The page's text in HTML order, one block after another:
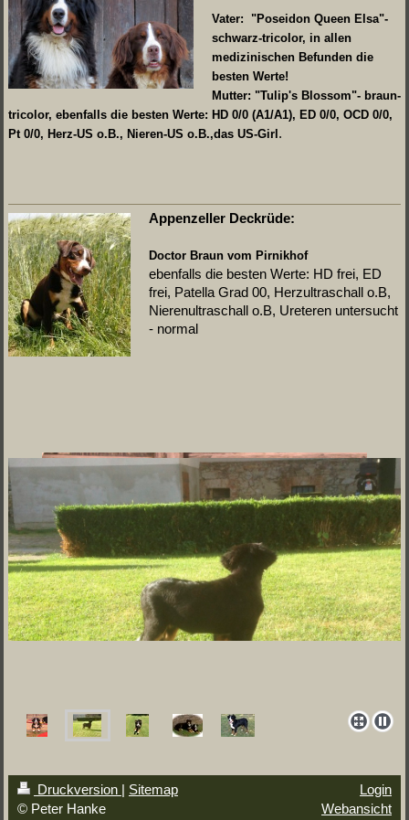
Vater: "Poseidon Queen Elsa"-
schwarz-tricolor, in allen
medizinischen Befunden die
besten Werte!
Mutter: "Tulip's Blossom"- braun-
tricolor, ebenfalls die besten Werte: HD 0/0 (A1/A1), ED 0/0, OCD 0/0,
Pt 0/0, Herz-US o.B., Nieren-US o.B.,das US-Girl .
Appenzeller Deckrüde:
Doctor Braun vom Pirnikhof
ebenfalls die besten Werte: HD frei, ED
frei, Patella Grad 00, Herzultraschall o.B,
Nierenultraschall o.B, Ureteren untersucht
- normal
Druckversion | Sitemap
© Peter Hanke
Login
Webansicht